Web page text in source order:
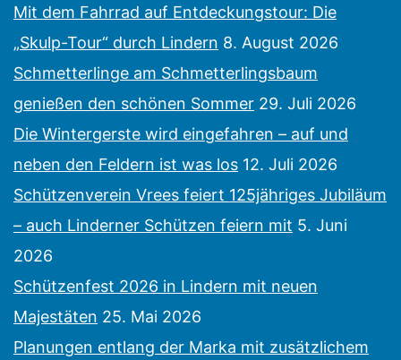
Mit dem Fahrrad auf Entdeckungstour: Die
„Skulp-Tour“ durch Lindern 8. August 2026
Schmetterlinge am Schmetterlingsbaum
genießen den schönen Sommer 29. Juli 2026
Die Wintergerste wird eingefahren – auf und
neben den Feldern ist was los 12. Juli 2026
Schützenverein Vrees feiert 125jähriges Jubiläum
– auch Linderner Schützen feiern mit 5. Juni
2026
Schützenfest 2026 in Lindern mit neuen
Majestäten 25. Mai 2026
Planungen entlang der Marka mit zusätzlichem